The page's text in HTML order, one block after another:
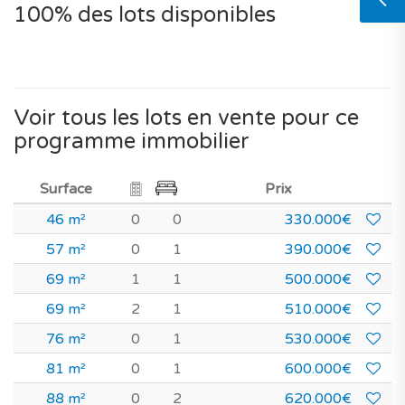
100% des lots disponibles
Voir tous les lots en vente pour ce
programme immobilier
Surface
Prix
46 m²
0 0
330.000€
57 m²
0 1
390.000€
69 m²
1 1
500.000€
69 m²
2 1
510.000€
76 m²
0 1
530.000€
81 m²
0 1
600.000€
88 m²
0 2 620.000€